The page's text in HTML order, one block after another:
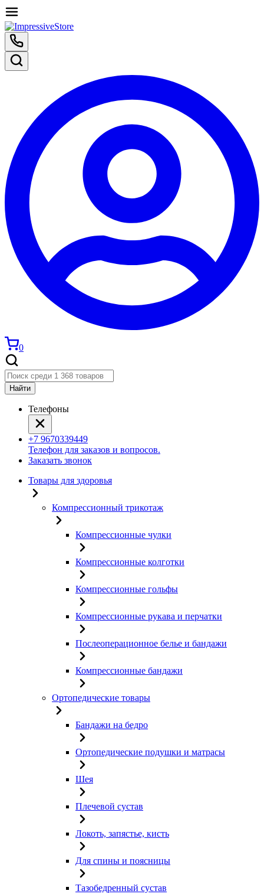
0
Найти
Телефоны
+7 9670339449
Телефон для заказов и вопросов.
Заказать звонок
Товары для здоровья
Компрессионный трикотаж
Компрессионные чулки
Компрессионные колготки
Компрессионные гольфы
Компрессионные рукава и перчатки
Послеоперационное белье и бандажи
Компрессионные бандажи
Ортопедические товары
Бандажи на бедро
Ортопедические подушки и матрасы
Шея
Плечевой сустав
Локоть, запястье, кисть
Для спины и поясницы
Тазобедренный сустав